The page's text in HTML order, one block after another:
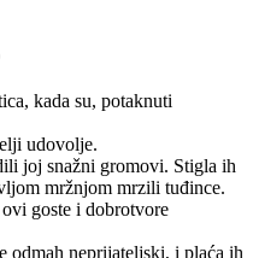
kada su, potaknuti
udovolje.
joj snažni gromovi. Stigla ih
mržnjom mrzili tuđince.
goste i dobrotvore
odmah neprijateljski, i plaća ih